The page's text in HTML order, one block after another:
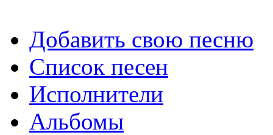
Добавить свою песню
Список песен
Исполнители
Альбомы